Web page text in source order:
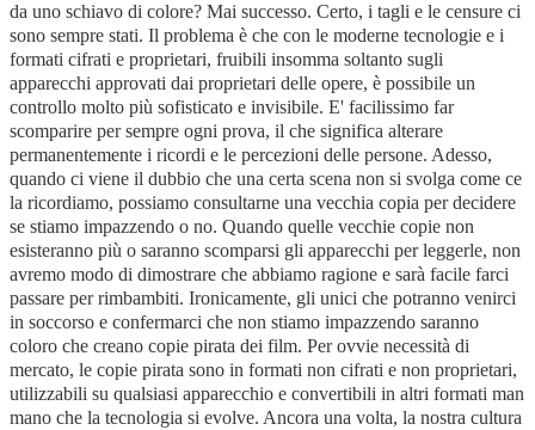
da uno schiavo di colore? Mai successo. Certo, i tagli e le censure ci
sono sempre stati. Il problema è che con le moderne tecnologie e i
formati cifrati e proprietari, fruibili insomma soltanto sugli
apparecchi approvati dai proprietari delle opere, è possibile un
controllo molto più sofisticato e invisibile. E' facilissimo far
scomparire per sempre ogni prova, il che significa alterare
permanentemente i ricordi e le percezioni delle persone. Adesso,
quando ci viene il dubbio che una certa scena non si svolga come ce
la ricordiamo, possiamo consultarne una vecchia copia per decidere
se stiamo impazzendo o no. Quando quelle vecchie copie non
esisteranno più o saranno scomparsi gli apparecchi per leggerle, non
avremo modo di dimostrare che abbiamo ragione e sarà facile farci
passare per rimbambiti. Ironicamente, gli unici che potranno venirci
in soccorso e confermarci che non stiamo impazzendo saranno
coloro che creano copie pirata dei film. Per ovvie necessità di
mercato, le copie pirata sono in formati non cifrati e non proprietari,
utilizzabili su qualsiasi apparecchio e convertibili in altri formati man
mano che la tecnologia si evolve. Ancora una volta, la nostra cultura